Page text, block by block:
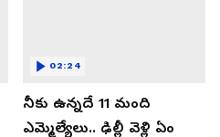
నీకు ఉన్నదే 11 మంది
ఎమ్మెల్యేలు.. ఢిల్లీ వెళ్లి ఏం
02:24